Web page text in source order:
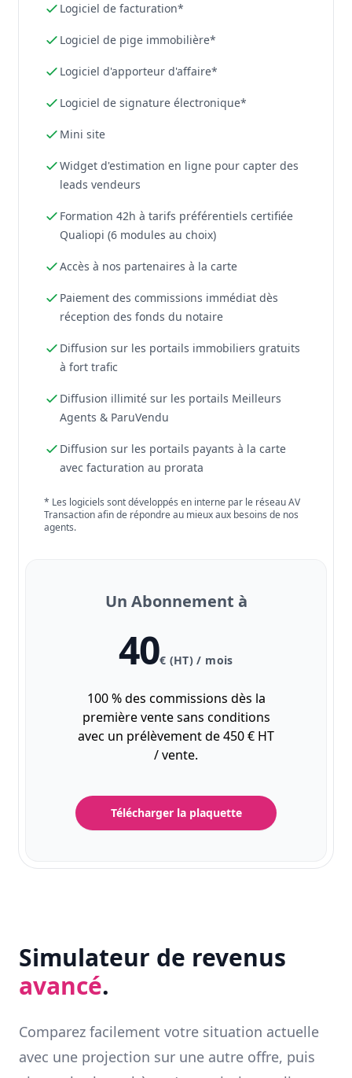
Logiciel de facturation*
Logiciel de pige immobilière*
Logiciel d'apporteur d'affaire*
Logiciel de signature électronique*
Mini site
Widget d'estimation en ligne pour capter des
leads vendeurs
Formation 42h à tarifs préférentiels certifiée
Qualiopi (6 modules au choix)
Accès à nos partenaires à la carte
Paiement des commissions immédiat dès
réception des fonds du notaire
Diffusion sur les portails immobiliers gratuits
à fort trafic
Diffusion illimité sur les portails Meilleurs
Agents & ParuVendu
Diffusion sur les portails payants à la carte
avec facturation au prorata
* Les logiciels sont développés en interne par le réseau AV
Transaction afin de répondre au mieux aux besoins de nos
agents.
Un Abonnement à
40€ (HT) / mois
100 % des commissions dès la
première vente sans conditions
avec un prélèvement de 450 € HT
/ vente.
Télécharger la plaquette
Simulateur de revenus
avancé.
Comparez facilement votre situation actuelle
avec une projection sur une autre offre, puis